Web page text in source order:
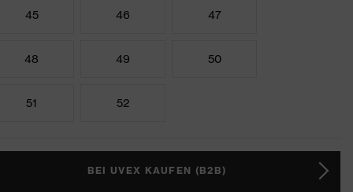
45 46 47
48 49 50
51 52
BEI UVEX KAUFEN (B2B)